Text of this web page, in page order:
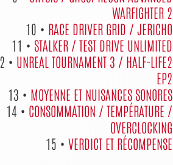
WARFIGHTER 2
10 • RACE DRIVER GRID / JERICHO
11 • STALKER / TEST DRIVE UNLIMITED
• UNREAL TOURNAMENT 3 / HALF-LIFE2
EP2
13 • MOYENNE ET NUISANCES SONORES
14 • CONSOMMATION / TEMPÉRATURE /
OVERCLOCKING
15 • VERDICT ET RÉCOMPENSE